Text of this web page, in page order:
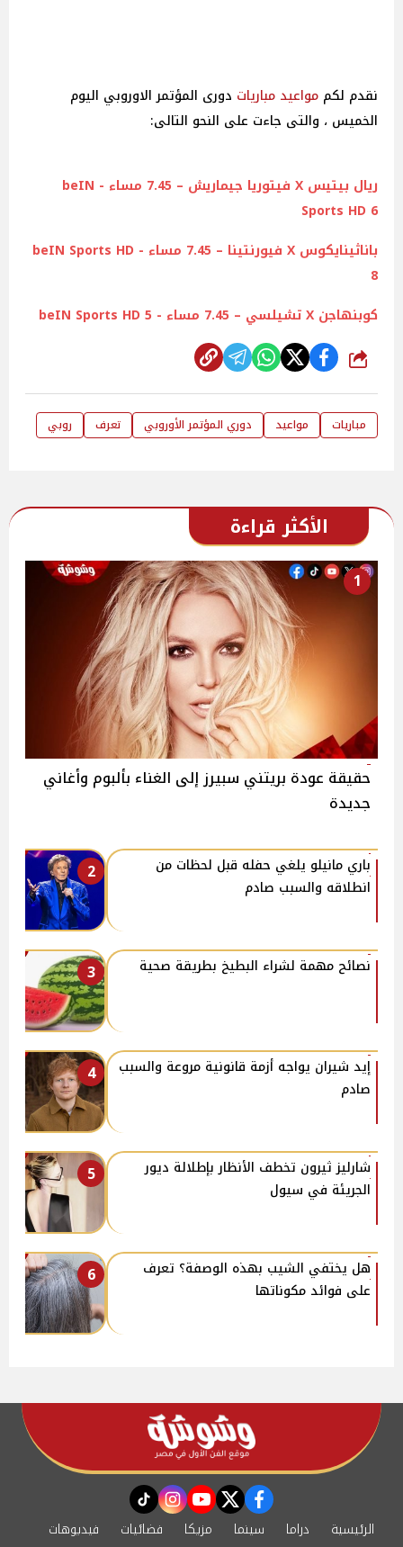
نقدم لكم مواعيد مباريات دورى المؤتمر الاوروبي اليوم
الخميس ، والتى جاءت على النحو التالى:
ريال بيتيس X فيتوريا جيماريش – 7.45 مساء - beIN
Sports HD 6
باناثينايكوس X فيورنتينا – 7.45 مساء - beIN Sports HD
8
كوبنهاجن X تشيلسي – 7.45 مساء - beIN Sports HD 5
شارك
مباريات مواعيد دوري المؤتمر الأوروبي تعرف روبي
الأكثر قراءة
1
حقيقة عودة بريتني سبيرز إلى الغناء بألبوم وأغاني
جديدة
2
باري مانيلو يلغي حفله قبل لحظات من
انطلاقه والسبب صادم
3 نصائح مهمة لشراء البطيخ بطريقة صحية
4
إيد شيران يواجه أزمة قانونية مروعة والسبب
صادم
5
شارليز ثيرون تخطف الأنظار بإطلالة ديور
الجريئة في سيول
6
هل يختفي الشيب بهذه الوصفة؟ تعرف
على فوائد مكوناتها
facebook
twitter
youtube
instagram
tiktok
الرئيسية دراما سينما مزيكا فضائيات فيديوهات